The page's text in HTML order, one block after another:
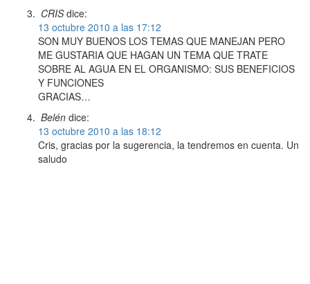
CRIS dice:
13 octubre 2010 a las 17:12
SON MUY BUENOS LOS TEMAS QUE MANEJAN PERO
ME GUSTARIA QUE HAGAN UN TEMA QUE TRATE
SOBRE AL AGUA EN EL ORGANISMO: SUS BENEFICIOS
Y FUNCIONES
GRACIAS…
Belén dice:
13 octubre 2010 a las 18:12
Cris, gracias por la sugerencia, la tendremos en cuenta. Un
saludo